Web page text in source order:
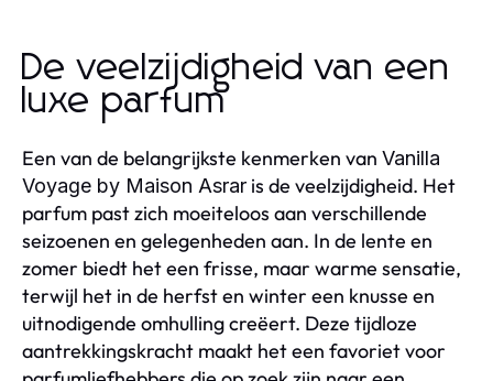
De veelzijdigheid van een
luxe parfum
Een van de belangrijkste kenmerken van Vanilla
Voyage by Maison Asrar is de veelzijdigheid. Het
parfum past zich moeiteloos aan verschillende
seizoenen en gelegenheden aan. In de lente en
zomer biedt het een frisse, maar warme sensatie,
terwijl het in de herfst en winter een knusse en
uitnodigende omhulling creëert. Deze tijdloze
aantrekkingskracht maakt het een favoriet voor